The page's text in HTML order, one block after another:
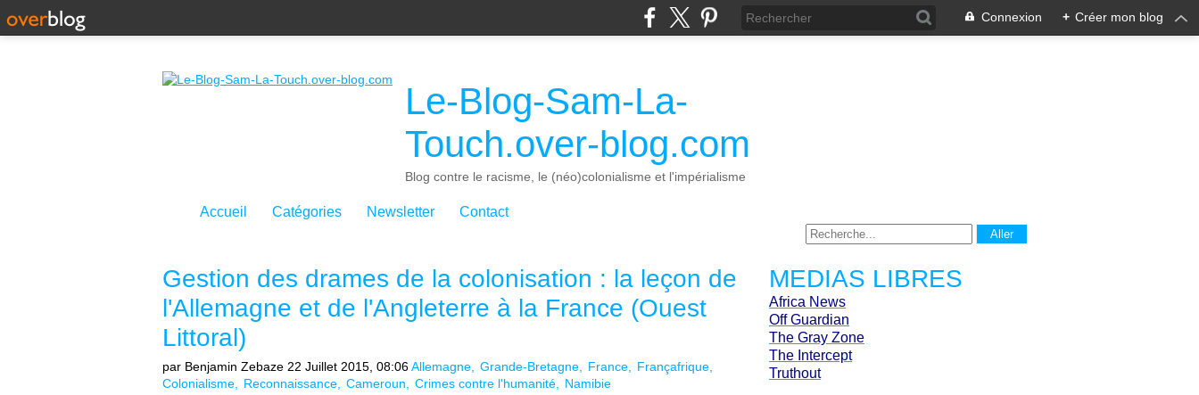
Connexion + Créer mon blog
Le-Blog-Sam-La-
Touch.over-blog.com
Blog contre le racisme, le (néo)colonialisme et l'impérialisme
Accueil Catégories Newsletter Contact
Gestion des drames de la colonisation : la leçon de
l'Allemagne et de l'Angleterre à la France (Ouest
Littoral)
par Benjamin Zebaze 22 Juillet 2015, 08:06Allemagne Grande-Bretagne France
Françafrique
Colonialisme
Reconnaissance Cameroun Crimes contre l'humanité Namibie
MEDIAS LIBRES
Africa News
Off Guardian
The Gray Zone
The Intercept
Truthout